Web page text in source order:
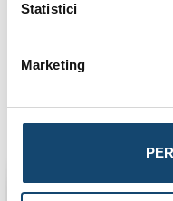
Statistici
Marketing
Rezistenta electrica 2